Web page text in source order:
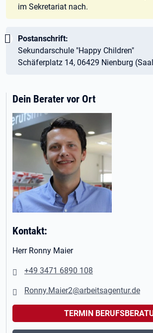
im Sekretariat nach.
Wichtig:
Postanschrift:
Sekundarschule "Happy Children"
Schäferplatz 14, 06429 Nienburg
Dein Berater vor Ort
Kontakt:
Herr Ronny Maier
+49 3471 6890 108
Ronny.Maier2@arbeitsagentur.de
TERMIN